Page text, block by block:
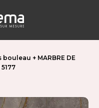
+ MARBRE DE